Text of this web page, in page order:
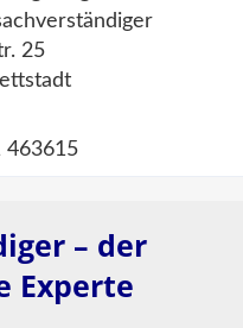
25
463615
– der
Experte